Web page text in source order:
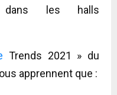
dans les halls
Trends 2021 » du
apprennent que :